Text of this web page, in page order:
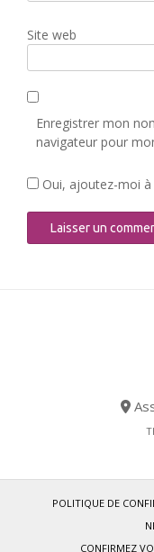
Site web
Enregistrer mon
navigateur pour
Oui, ajoutez-moi
POLITIQUE DE
CONFIRMEZ